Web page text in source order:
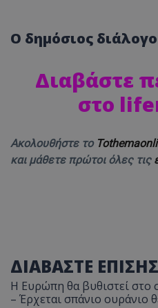
Ο δημόσιος
Διαβάστε
στο
Ακολουθήστε το
και μάθετε πρώτοι όλες τις
ΔΙΑΒΑΣΤΕ ΕΠΙΣΗΣ
Η Ευρώπη θα βυθιστεί στο
– Έρχεται σπάνιο ουράνιο